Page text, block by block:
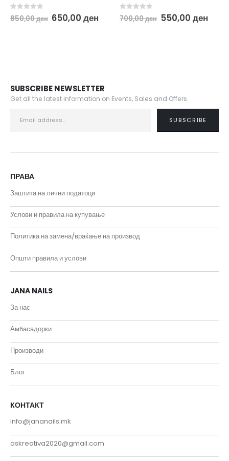
0 out of 5
850,00ден Original
price
650,00 денCurrent
0 out of 5
700,00ден Original
price
550,00 ден
SUBSCRIBE NEWSLETTER
Get all the latest information on Events, Sales and Offers.
ПРАВА
Заштита на лични податоци
Услови и правила на купување
Политика на замена/враќање на производ
Општи правила и услови
JANA NAILS
За нас
Амбасадорки
Производи
Блог
КОНТАКТ
info@jananails.mk
askreativa2020@gmail.com